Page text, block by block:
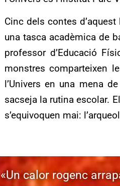
Cinc dels contes
una tasca acadèmica de
professor d’Educació
monstres comparteixen
l’Univers en una mena
sacseja la rutina escolar.
s’equivoquen mai:
«Un calor rogenc